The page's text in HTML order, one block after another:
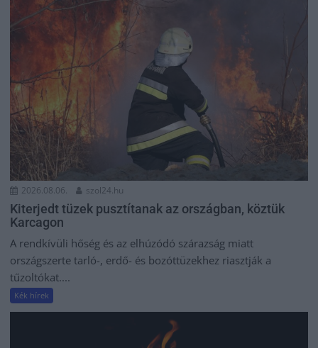
2026.08.06. szol24.hu
Kiterjedt tüzek pusztítanak az országban, köztük
Karcagon
A rendkívüli hőség és az elhúzódó szárazság miatt
országszerte tarló-, erdő- és bozóttüzekhez riasztják a
tűzoltókat....
Kék hírek